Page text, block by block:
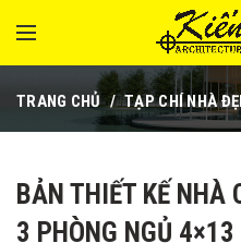
TRANG CHỦ TẠP CHÍ NHÀ
BẢN THIẾT KẾ NHÀ
3 PHÒNG NGỦ